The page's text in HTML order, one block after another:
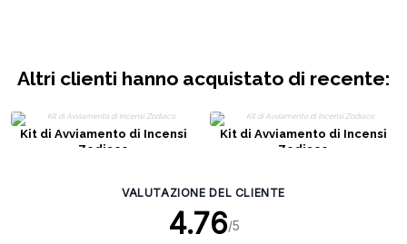
Altri clienti hanno acquistato di recente:
Kit di Avviamento di Incensi
Zodiaco
Kit di Avviamento di Incensi
Zodiaco
VALUTAZIONE DEL CLIENTE
4.76/5